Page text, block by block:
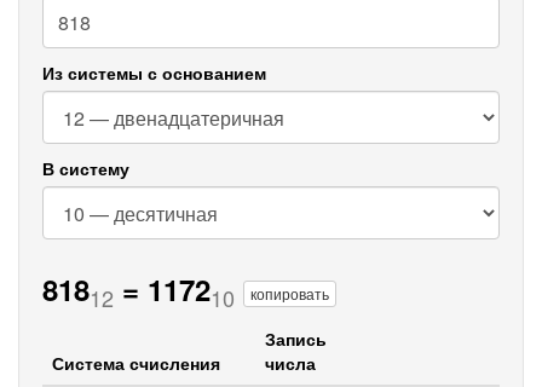
Из системы с основанием
В систему
81812 = 117210 копировать
Система счисления
Запись
числа